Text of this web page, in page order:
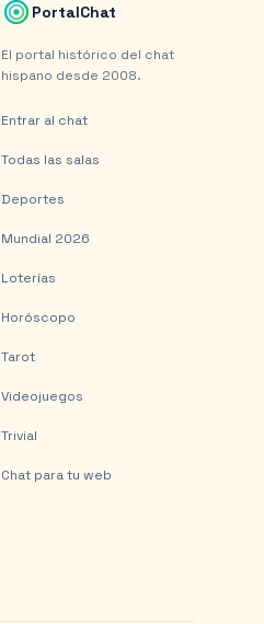
PortalChat
El portal histórico del chat
hispano desde 2008.
Entrar al chat
Todas las salas
Deportes
Mundial 2026
Loterías
Horóscopo
Tarot
Videojuegos
Trivial
Chat para tu web